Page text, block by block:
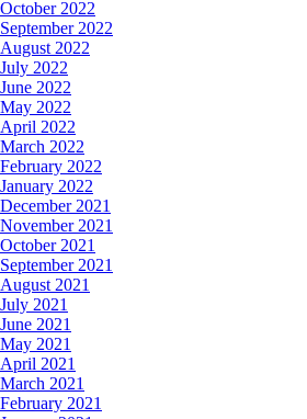
October 2022
September 2022
August 2022
July 2022
June 2022
May 2022
April 2022
March 2022
February 2022
January 2022
December 2021
November 2021
October 2021
September 2021
August 2021
July 2021
June 2021
May 2021
April 2021
March 2021
February 2021